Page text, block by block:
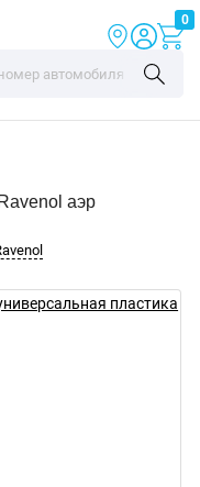
0
аэр